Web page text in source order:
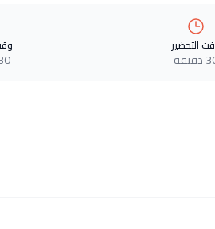
التحضير
30